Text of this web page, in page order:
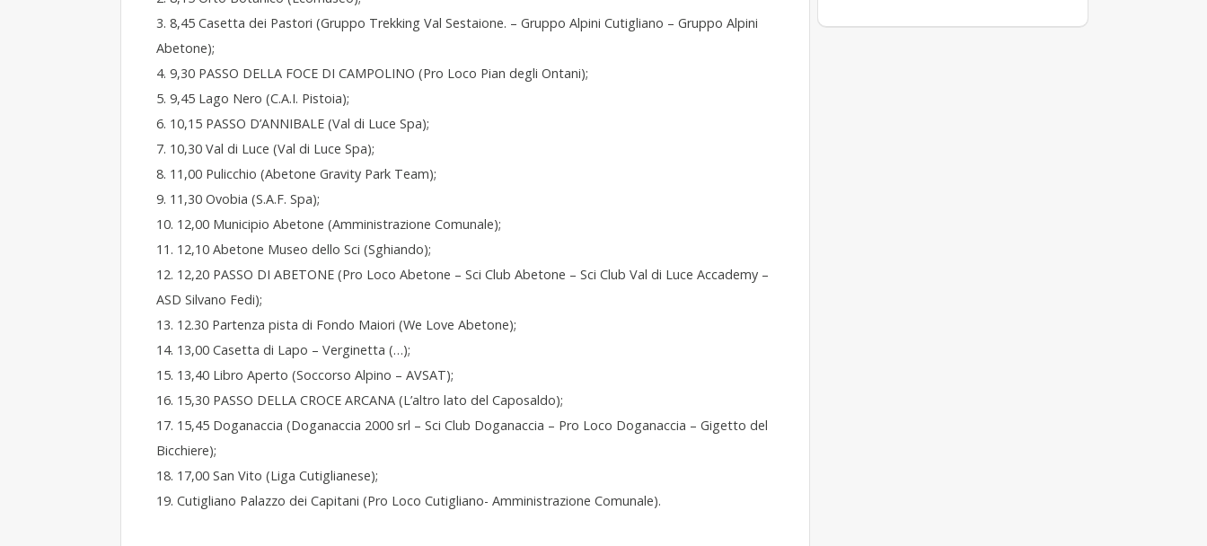
3. 8,45 Casetta dei Pastori (Gruppo Trekking Val Sestaione. – Gruppo Alpini Cutigliano – Gruppo Alpini
Abetone);
4. 9,30 PASSO DELLA FOCE DI CAMPOLINO (Pro Loco Pian degli Ontani);
5. 9,45 Lago Nero (C.A.I. Pistoia);
6. 10,15 PASSO D’ANNIBALE (Val di Luce Spa);
7. 10,30 Val di Luce (Val di Luce Spa);
8. 11,00 Pulicchio (Abetone Gravity Park Team);
9. 11,30 Ovobia (S.A.F. Spa);
10. 12,00 Municipio Abetone (Amministrazione Comunale);
11. 12,10 Abetone Museo dello Sci (Sghiando);
12. 12,20 PASSO DI ABETONE (Pro Loco Abetone – Sci Club Abetone – Sci Club Val di Luce Accademy –
ASD Silvano Fedi);
13. 12.30 Partenza pista di Fondo Maiori (We Love Abetone);
14. 13,00 Casetta di Lapo – Verginetta (…);
15. 13,40 Libro Aperto (Soccorso Alpino – AVSAT);
16. 15,30 PASSO DELLA CROCE ARCANA (L’altro lato del Caposaldo);
17. 15,45 Doganaccia (Doganaccia 2000 srl – Sci Club Doganaccia – Pro Loco Doganaccia – Gigetto del
Bicchiere);
18. 17,00 San Vito (Liga Cutiglianese);
19. Cutigliano Palazzo dei Capitani (Pro Loco Cutigliano- Amministrazione Comunale).